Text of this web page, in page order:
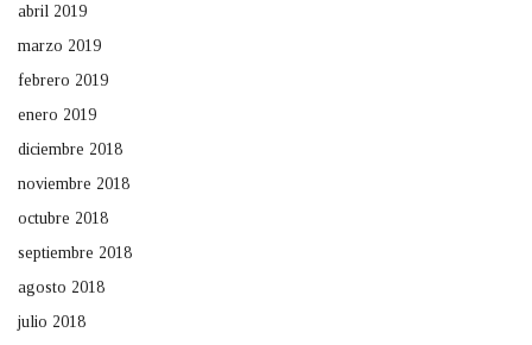
abril 2019
marzo 2019
febrero 2019
enero 2019
diciembre 2018
noviembre 2018
octubre 2018
septiembre 2018
agosto 2018
julio 2018